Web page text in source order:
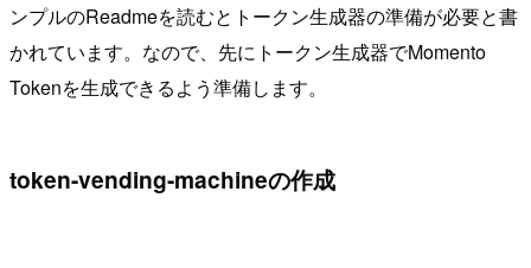
ンプルのReadmeを読むとトークン生成器の準備が必要と書
かれています。なので、先にトークン生成器でMomento
Tokenを生成できるよう準備します。
token-vending-machineの作成